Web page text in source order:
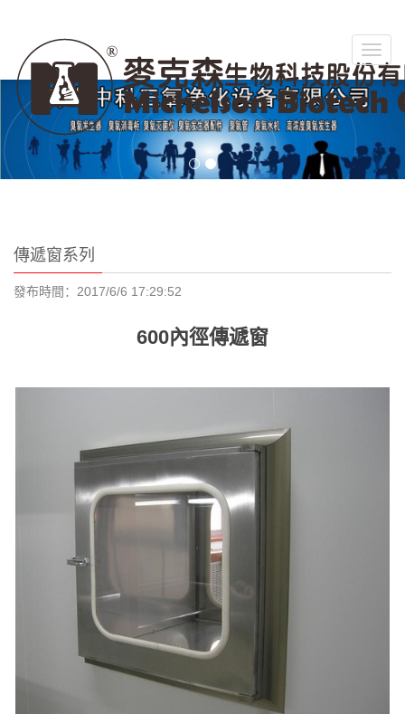
切
換
菜
單
傳遞窗系列
發布時間：2017/6/6 17:29:52
600內徑傳遞窗